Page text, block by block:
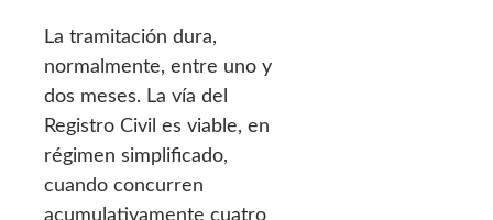
La tramitación dura,
normalmente, entre uno y
dos meses. La vía del
Registro Civil es viable, en
régimen simplificado,
cuando concurren
acumulativamente cuatro